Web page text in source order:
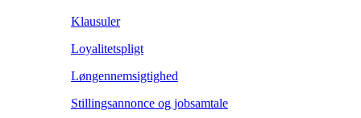
Klausuler
Loyalitetspligt
Løngennemsigtighed
Stillingsannonce og jobsamtale